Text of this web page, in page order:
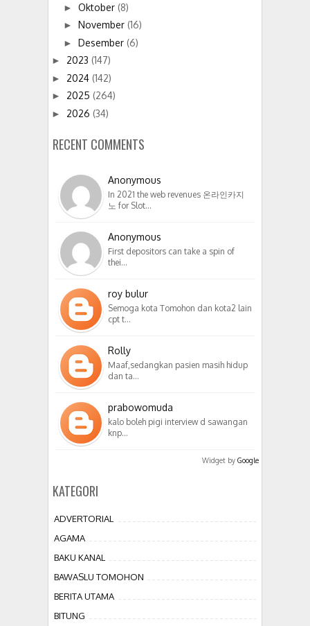
► Oktober (8)
► November (16)
► Desember (6)
► 2023 (147)
► 2024 (142)
► 2025 (264)
► 2026 (34)
RECENT COMMENTS
Anonymous
In 2021 the web revenues 온라인카지
노 for Slot…
Anonymous
First depositors can take a spin of
thei…
roy bulur
Semoga kota Tomohon dan kota2 lain
cpt t…
Rolly
Maaf,sedangkan pasien masih hidup
dan ta…
prabowomuda
kalo boleh pigi interview d sawangan
knp…
Widget by Google
KATEGORI
ADVERTORIAL
AGAMA
BAKU KANAL
BAWASLU TOMOHON
BERITA UTAMA
BITUNG